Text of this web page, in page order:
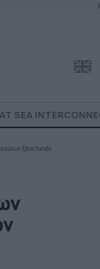
SEA
ξένα funds